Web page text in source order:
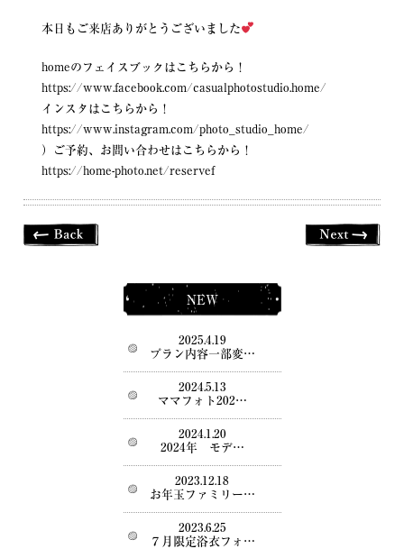
本日もご来店ありがとうございました
homeのフェイスブックはこちらから！
https://www.facebook.com/casualphotostudio.home/
インスタはこちらから！
https://www.instagram.com/photo_studio_home/
）ご予約、お問い合わせはこちらから！
https://home-photo.net/reservef
NEW
2025.4.19
プラン内容一部変…
2024.5.13
ママフォト202…
2024.1.20
2024年 モデ…
2023.12.18
お年玉ファミリー…
2023.6.25
７月限定浴衣フォ…